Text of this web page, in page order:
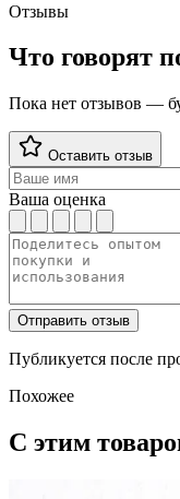
Отзывы
Что говорят
Пока нет отзывов —
Оставить отзыв
Ваша оценка
Отправить отзыв
Публикуется после
Похожее
С этим